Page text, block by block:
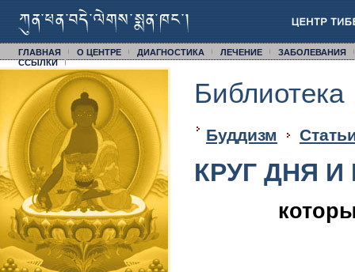
ГЛАВНАЯ О ЦЕНТРЕ ДИАГНОСТИКА ЛЕЧЕНИЕ
ЗАБОЛЕВАНИЯ
CСЫЛКИ
Библиотека
Буддизм
КРУГ ДНЯ